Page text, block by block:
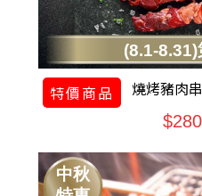
(8.1-
特價商品 燒烤豬肉
中秋